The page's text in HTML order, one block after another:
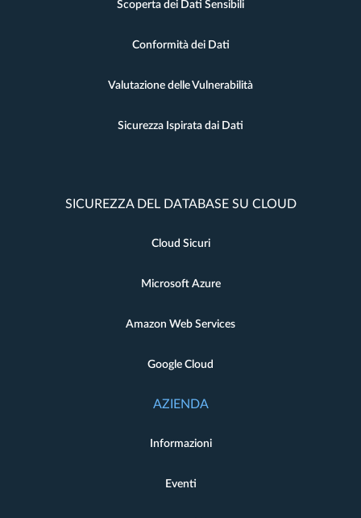
Scoperta dei Dati Sensibili
Conformità dei Dati
Valutazione delle Vulnerabilità
Sicurezza Ispirata dai Dati
SICUREZZA DEL DATABASE SU CLOUD
Cloud Sicuri
Microsoft Azure
Amazon Web Services
Google Cloud
AZIENDA
Informazioni
Eventi